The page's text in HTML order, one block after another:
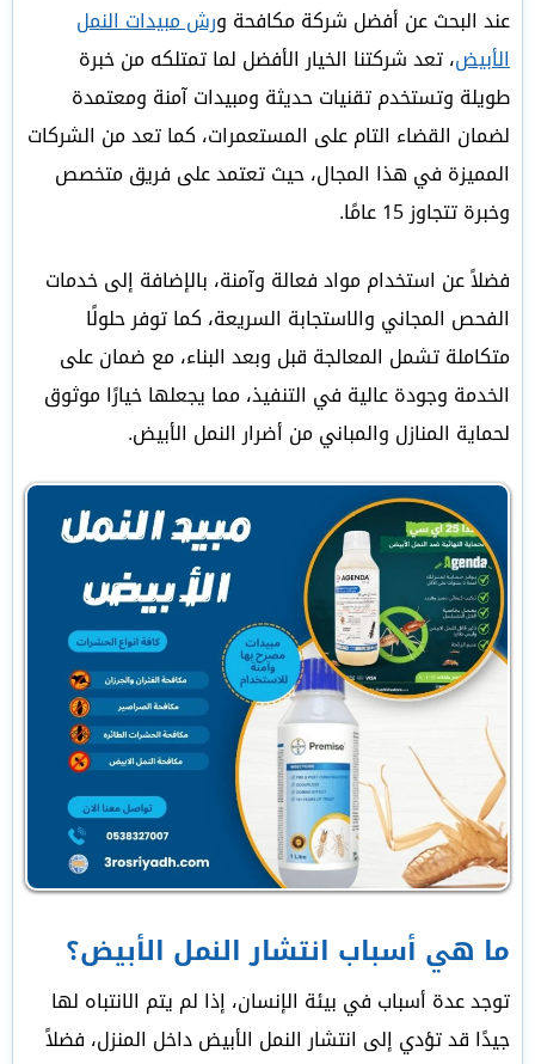
عند البحث عن أفضل شركة مكافحة ورش مبيدات النمل
الأبيض، تعد شركتنا الخيار الأفضل لما تمتلكه من خبرة
طويلة وتستخدم تقنيات حديثة ومبيدات آمنة ومعتمدة
لضمان القضاء التام على المستعمرات، كما تعد من الشركات
المميزة في هذا المجال، حيث تعتمد على فريق متخصص
وخبرة تتجاوز 15 عامًا.
فضلاً عن استخدام مواد فعالة وآمنة، بالإضافة إلى خدمات
الفحص المجاني والاستجابة السريعة، كما توفر حلولًا
متكاملة تشمل المعالجة قبل وبعد البناء، مع ضمان على
الخدمة وجودة عالية في التنفيذ، مما يجعلها خيارًا موثوق
لحماية المنازل والمباني من أضرار النمل الأبيض.
ما هي أسباب انتشار النمل الأبيض؟
توجد عدة أسباب في بيئة الإنسان، إذا لم يتم الانتباه لها
جيدًا قد تؤدي إلى انتشار النمل الأبيض داخل المنزل، فضلاً